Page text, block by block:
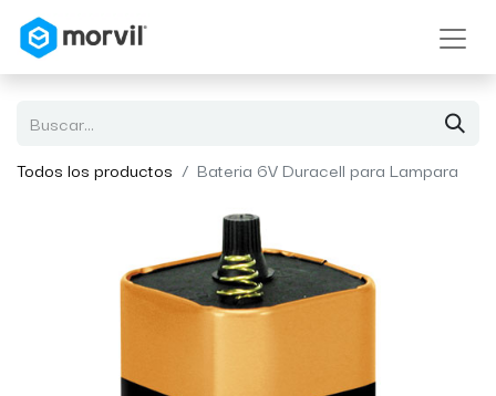
Todos los productos Bateria 6V Duracell para Lampara